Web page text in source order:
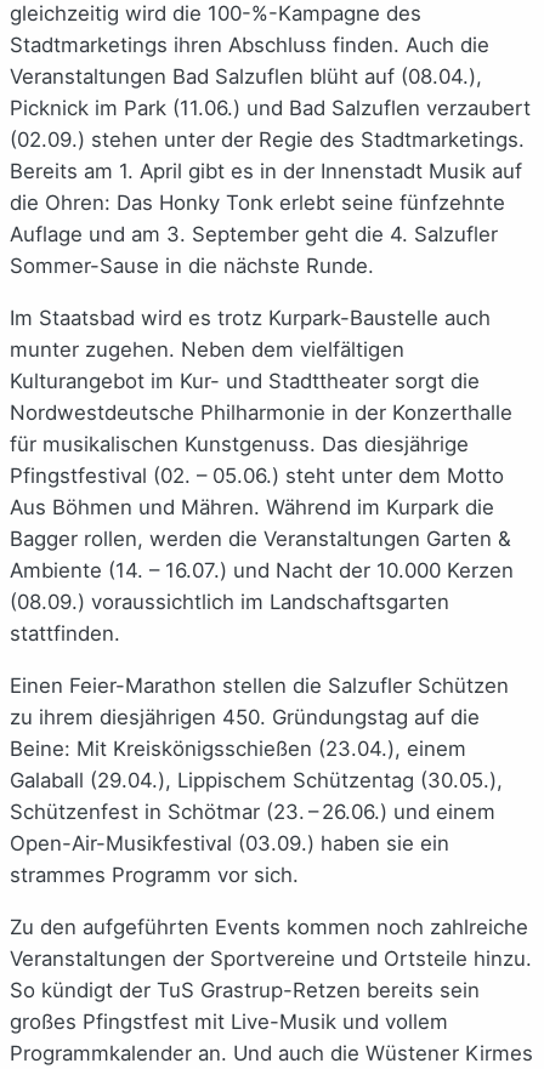
gleichzeitig wird die 100-%-Kampagne des
Stadtmarketings ihren Abschluss finden. Auch die
Veranstaltungen Bad Salzuflen blüht auf (08.04.),
Picknick im Park (11.06.) und Bad Salzuflen verzaubert
(02.09.) stehen unter der Regie des Stadtmarketings.
Bereits am 1. April gibt es in der Innenstadt Musik auf
die Ohren: Das Honky Tonk erlebt seine fünfzehnte
Auflage und am 3. September geht die 4. Salzufler
Sommer-Sause in die nächste Runde.
Im Staatsbad wird es trotz Kurpark-Baustelle auch
munter zugehen. Neben dem vielfältigen
Kulturangebot im Kur- und Stadttheater sorgt die
Nordwestdeutsche Philharmonie in der Konzerthalle
für musikalischen Kunstgenuss. Das diesjährige
Pfingstfestival (02. – 05.06.) steht unter dem Motto
Aus Böhmen und Mähren. Während im Kurpark die
Bagger rollen, werden die Veranstaltungen Garten &
Ambiente (14. – 16.07.) und Nacht der 10.000 Kerzen
(08.09.) voraussichtlich im Landschaftsgarten
stattfinden.
Einen Feier-Marathon stellen die Salzufler Schützen
zu ihrem diesjährigen 450. Gründungstag auf die
Beine: Mit Kreiskönigsschießen (23.04.), einem
Galaball (29.04.), Lippischem Schützentag (30.05.),
Schützenfest in Schötmar (23. – 26.06.) und einem
Open-Air-Musikfestival (03.09.) haben sie ein
strammes Programm vor sich.
Zu den aufgeführten Events kommen noch zahlreiche
Veranstaltungen der Sportvereine und Ortsteile hinzu.
So kündigt der TuS Grastrup-Retzen bereits sein
großes Pfingstfest mit Live-Musik und vollem
Programmkalender an. Und auch die Wüstener Kirmes